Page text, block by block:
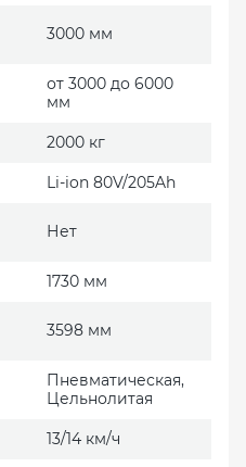
3000 мм
от 3000 до 6000
мм
2000 кг
Li-ion 80V/205Ah
Нет
1730 мм
3598 мм
Пневматическая,
Цельнолитая
13/14 км/ч